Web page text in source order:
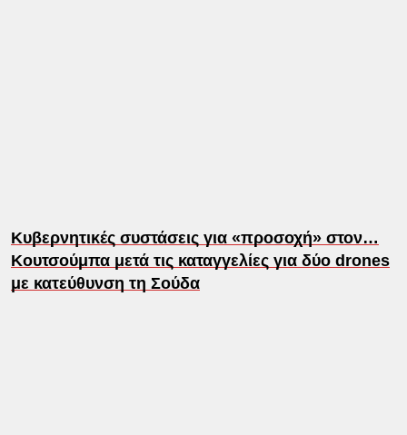
Κυβερνητικές συστάσεις για «προσοχή» στον…
Κουτσούμπα μετά τις καταγγελίες για δύο drones
με κατεύθυνση τη Σούδα